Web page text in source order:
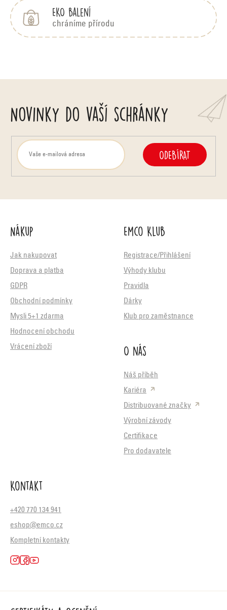
EKO balení
chráníme přírodu
Novinky do vaší schránky
ODEBÍRAT
Nákup
Jak nakupovat
Doprava a platba
GDPR
Obchodní podmínky
Mysli 5+1 zdarma
Hodnocení obchodu
Vrácení zboží
Emco Klub
Registrace/Přihlášení
Výhody klubu
Pravidla
Dárky
Klub pro zaměstnance
O nás
Náš příběh
Kariéra
Distribuované značky
Výrobní závody
Certifikace
Pro dodavatele
Kontakt
+420 770 134 941
eshop@emco.cz
Kompletní kontakty